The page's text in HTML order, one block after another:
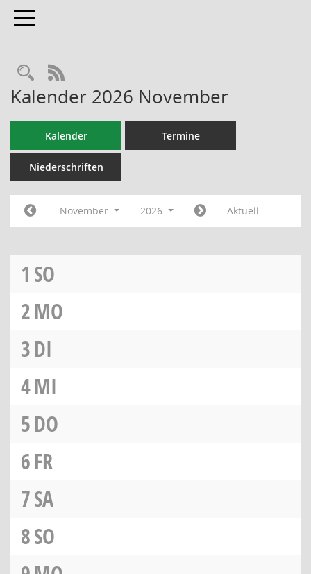
Toggle navigation
RSS-Feed
Kalender 2026 November
Kalender Termine
Niederschriften
November 2026 Aktuell
1 SO
2MO
3DI
4MI
5DO
6FR
7SA
8SO